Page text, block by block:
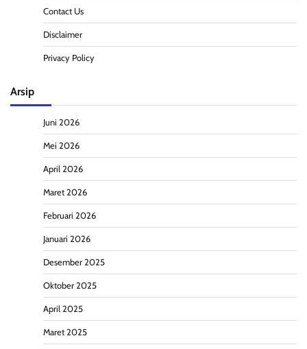
Contact Us
Disclaimer
Privacy Policy
Arsip
Juni 2026
Mei 2026
April 2026
Maret 2026
Februari 2026
Januari 2026
Desember 2025
Oktober 2025
April 2025
Maret 2025